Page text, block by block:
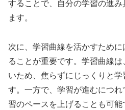
することで、自分の学習の進
ます。
次に、学習曲線を活かすため
ることが重要です。学習曲線
いため、焦らずにじっくりと
す。一方で、学習が進むにつ
習のペースを上げることも可